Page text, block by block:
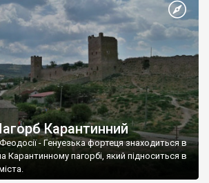
Карантинний
- Генуезька фортеця знаходиться в
Карантинному пагорбі, який підноситься в